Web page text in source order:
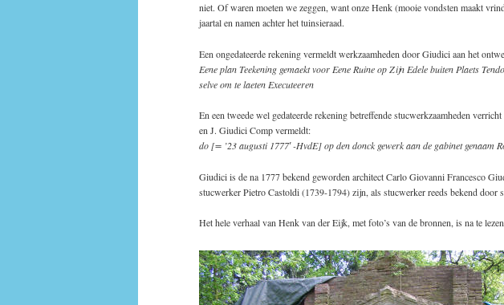
niet. Of waren moeten we zeggen, want onze Henk (mooie vondsten maakt
jaartal en namen achter het tuinsieraad.
Een ongedateerde rekening vermeldt werkzaamheden door Giudici aan het
Eene plan Teekening gemaekt voor Eene Ruine op Zijn Edele buiten Plaets
selve om te laeten Executeeren
En een tweede wel gedateerde rekening betreffende stucwerkzaamheden
en J. Giudici Comp vermeldt:
do [= ’23 augusti 1777′ -HvdE] op den donck gewerk aan de gabinet genaam
Giudici is de na 1777 bekend geworden architect Carlo Giovanni Francesco
stucwerker Pietro Castoldi (1739-1794) zijn, als stucwerker reeds bekend door
Het hele verhaal van Henk van der Eijk, met foto’s van de bronnen, is na te